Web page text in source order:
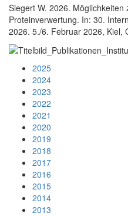
Siegert W. 2026.
Proteinverwertung. In: 30.
2026. 5./6. Februar 2026, Kiel,
2025
2024
2023
2022
2021
2020
2019
2018
2017
2016
2015
2014
2013